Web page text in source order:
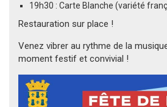
19h30 : Carte Blanche (variété
Restauration sur place !
Venez vibrer au rythme de la
moment festif et convivial !